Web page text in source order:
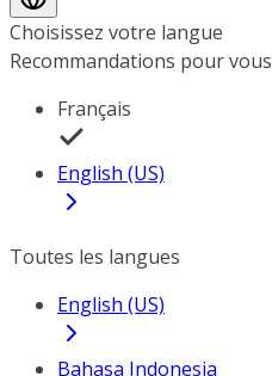
Choisissez votre langue
Recommandations pour vous
Français
English (US)
Toutes les langues
English (US)
Bahasa Indonesia